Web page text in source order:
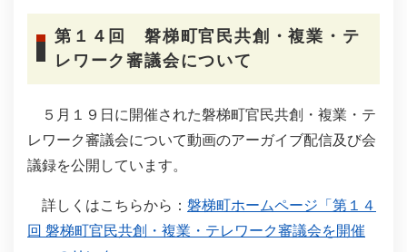
第１４回 磐梯町官民共創・複業・テ
レワーク審議会について
５月１９日に開催された磐梯町官民共創・複業・テ
レワーク審議会について動画のアーガイブ配信及び会
議録を公開しています。
詳しくはこちらから： 磐梯町ホームページ「第１４
回 磐梯町官民共創・複業・テレワーク審議会を開催